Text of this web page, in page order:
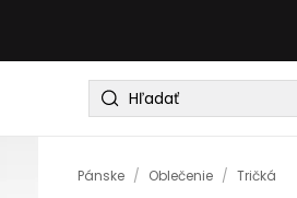
Pánske / Oblečenie / Tričká